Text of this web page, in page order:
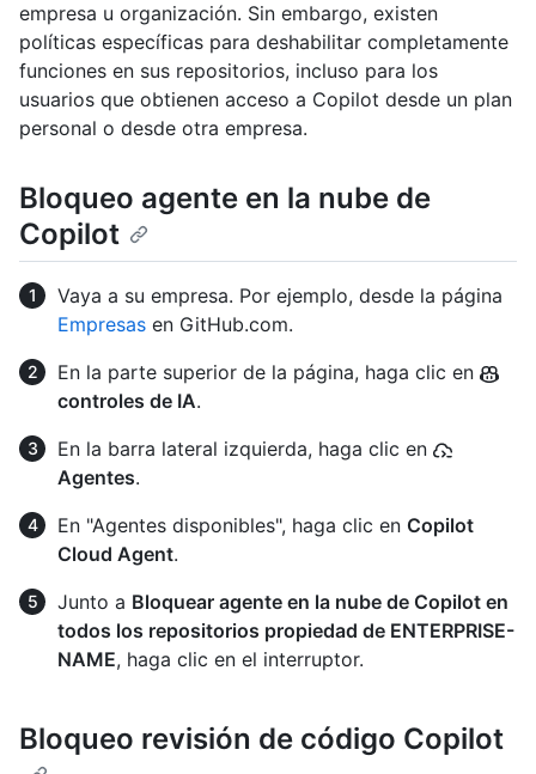
empresa u organización. Sin embargo, existen
políticas específicas para deshabilitar completamente
funciones en sus repositorios, incluso para los
usuarios que obtienen acceso a Copilot desde un plan
personal o desde otra empresa.
Bloqueo agente en la nube de
Copilot
Vaya a su empresa. Por ejemplo, desde la página
Empresas en GitHub.com.
En la parte superior de la página, haga clic en
controles de IA.
En la barra lateral izquierda, haga clic en
Agentes.
En "Agentes disponibles", haga clic en Copilot
Cloud Agent.
Junto a Bloquear agente en la nube de Copilot en
todos los repositorios propiedad de ENTERPRISE-
NAME, haga clic en el interruptor.
Bloqueo revisión de código Copilot